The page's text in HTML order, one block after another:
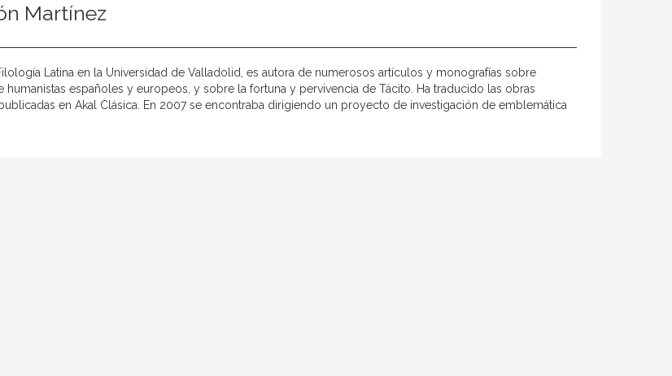
Martínez
Latina en la Universidad de Valladolid, es autora de numerosos artículos y monografías sobre
humanistas españoles y europeos, y sobre la fortuna y pervivencia de Tácito. Ha traducido las obras
en Akal Clásica. En 2007 se encontraba dirigiendo un proyecto de investigación de emblemática